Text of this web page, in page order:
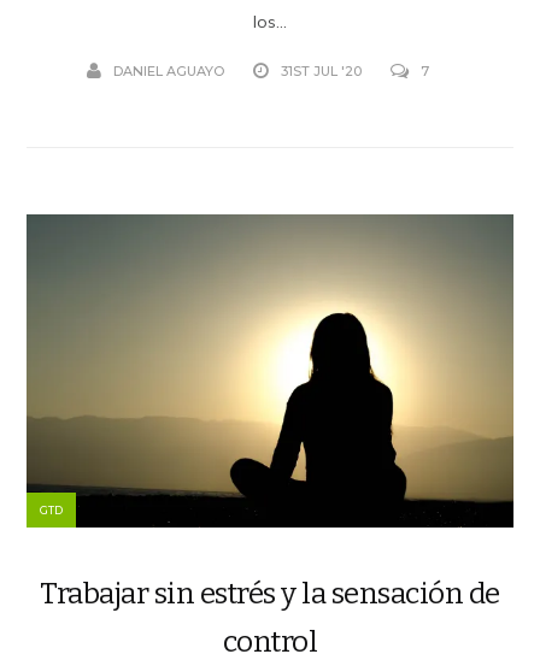
los...
DANIEL AGUAYO 31ST JUL '20 7
GTD
Trabajar sin estrés y la sensación de
control